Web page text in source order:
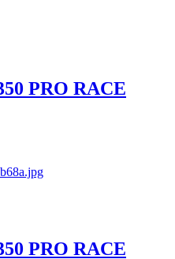
PRO RACE
PRO RACE